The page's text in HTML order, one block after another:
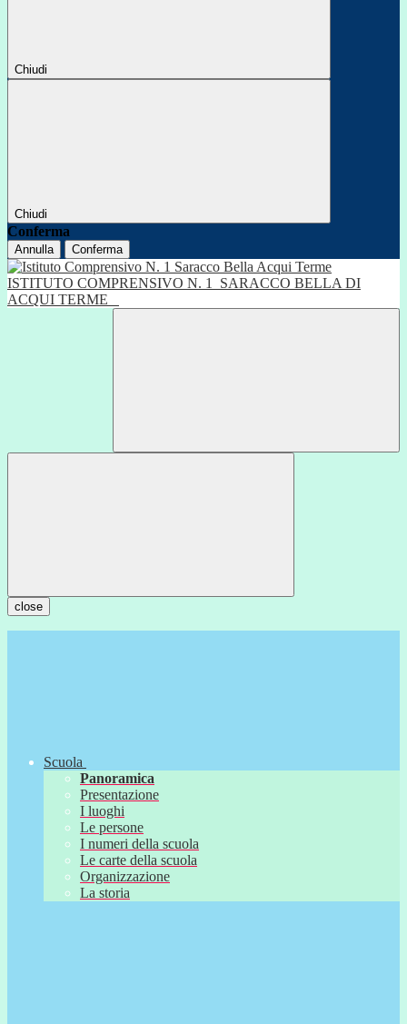
Chiudi
Chiudi
Conferma
Annulla Conferma
ISTITUTO COMPRENSIVO N. 1
SARACCO BELLA DI
ACQUI TERME
close
Scuola
Panoramica
Presentazione
I luoghi
Le persone
I numeri della scuola
Le carte della scuola
Organizzazione
La storia